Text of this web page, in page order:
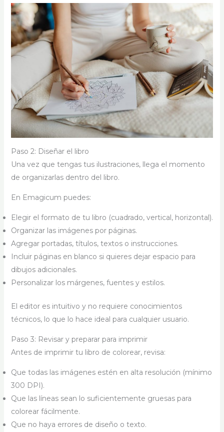
Paso 2: Diseñar el libro
Una vez que tengas tus ilustraciones, llega el momento
de organizarlas dentro del libro.
En Emagicum puedes:
Elegir el formato de tu libro (cuadrado, vertical, horizontal).
Organizar las imágenes por páginas.
Agregar portadas, títulos, textos o instrucciones.
Incluir páginas en blanco si quieres dejar espacio para
dibujos adicionales.
Personalizar los márgenes, fuentes y estilos.
El editor es intuitivo y no requiere conocimientos
técnicos, lo que lo hace ideal para cualquier usuario.
Paso 3: Revisar y preparar para imprimir
Antes de imprimir tu libro de colorear, revisa:
Que todas las imágenes estén en alta resolución (mínimo
300 DPI).
Que las líneas sean lo suficientemente gruesas para
colorear fácilmente.
Que no haya errores de diseño o texto.